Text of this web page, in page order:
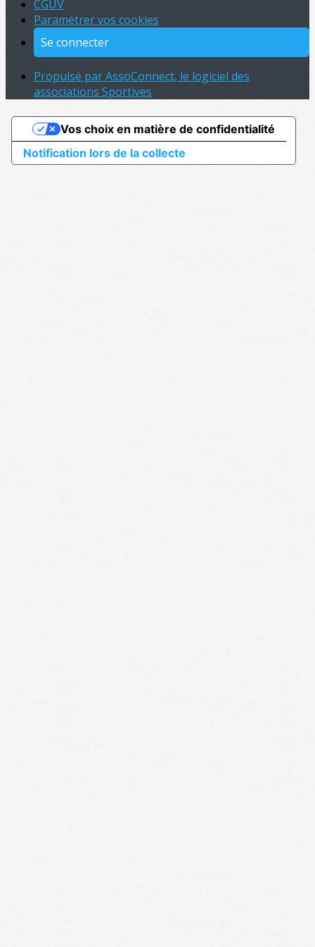
CGUV
Paramétrer vos cookies
Se connecter
Propulsé par AssoConnect, le logiciel des
associations Sportives
Notification lors de la collecte
Vos choix en matière de confidentialité